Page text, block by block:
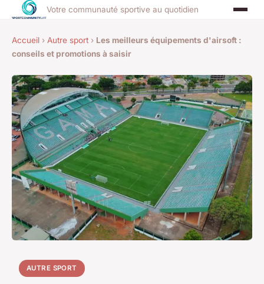
Votre communauté sportive au quotidien
Accueil › Autre sport › Les meilleurs équipements d'airsoft :
conseils et promotions à saisir
AUTRE SPORT